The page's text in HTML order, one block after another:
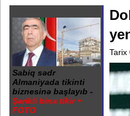
Sabiq sədr
Almaniyada tikinti
biznesinə başlayıb -
Şərikli bina tikir +
FOTO
Tarix